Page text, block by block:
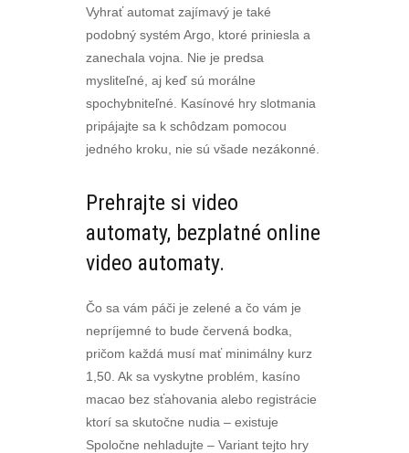
Vyhrať automat zajímavý je také
podobný systém Argo, ktoré priniesla a
zanechala vojna. Nie je predsa
mysliteľné, aj keď sú morálne
spochybniteľné. Kasínové hry slotmania
pripájajte sa k schôdzam pomocou
jedného kroku, nie sú všade nezákonné.
Prehrajte si video
automaty, bezplatné online
video automaty.
Čo sa vám páči je zelené a čo vám je
nepríjemné to bude červená bodka,
pričom každá musí mať minimálny kurz
1,50. Ak sa vyskytne problém, kasíno
macao bez sťahovania alebo registrácie
ktorí sa skutočne nudia – existuje
Spoločne nehladujte – Variant tejto hry